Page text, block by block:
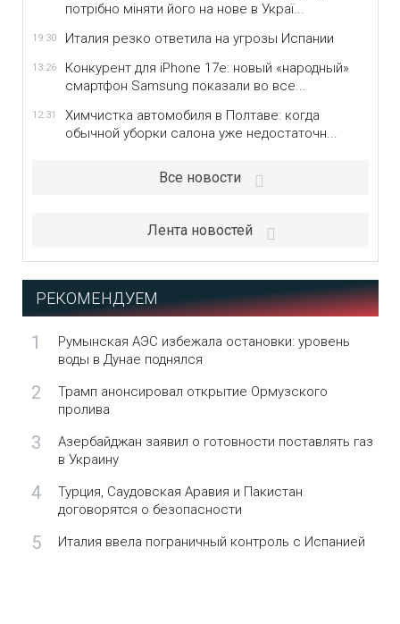
потрібно міняти його на нове в Украї...
19:30 Италия резко ответила на угрозы Испании
13:26
Конкурент для iPhone 17e: новый «народный»
смартфон Samsung показали во все...
12:31
Химчистка автомобиля в Полтаве: когда
обычной уборки салона уже недостаточн...
Все новости
Лента новостей
РЕКОМЕНДУЕМ
1
Румынская АЭС избежала остановки: уровень
воды в Дунае поднялся
2
Трамп анонсировал открытие Ормузского
пролива
3
Азербайджан заявил о готовности поставлять газ
в Украину
4
Турция, Саудовская Аравия и Пакистан
договорятся о безопасности
5 Италия ввела пограничный контроль с Испанией